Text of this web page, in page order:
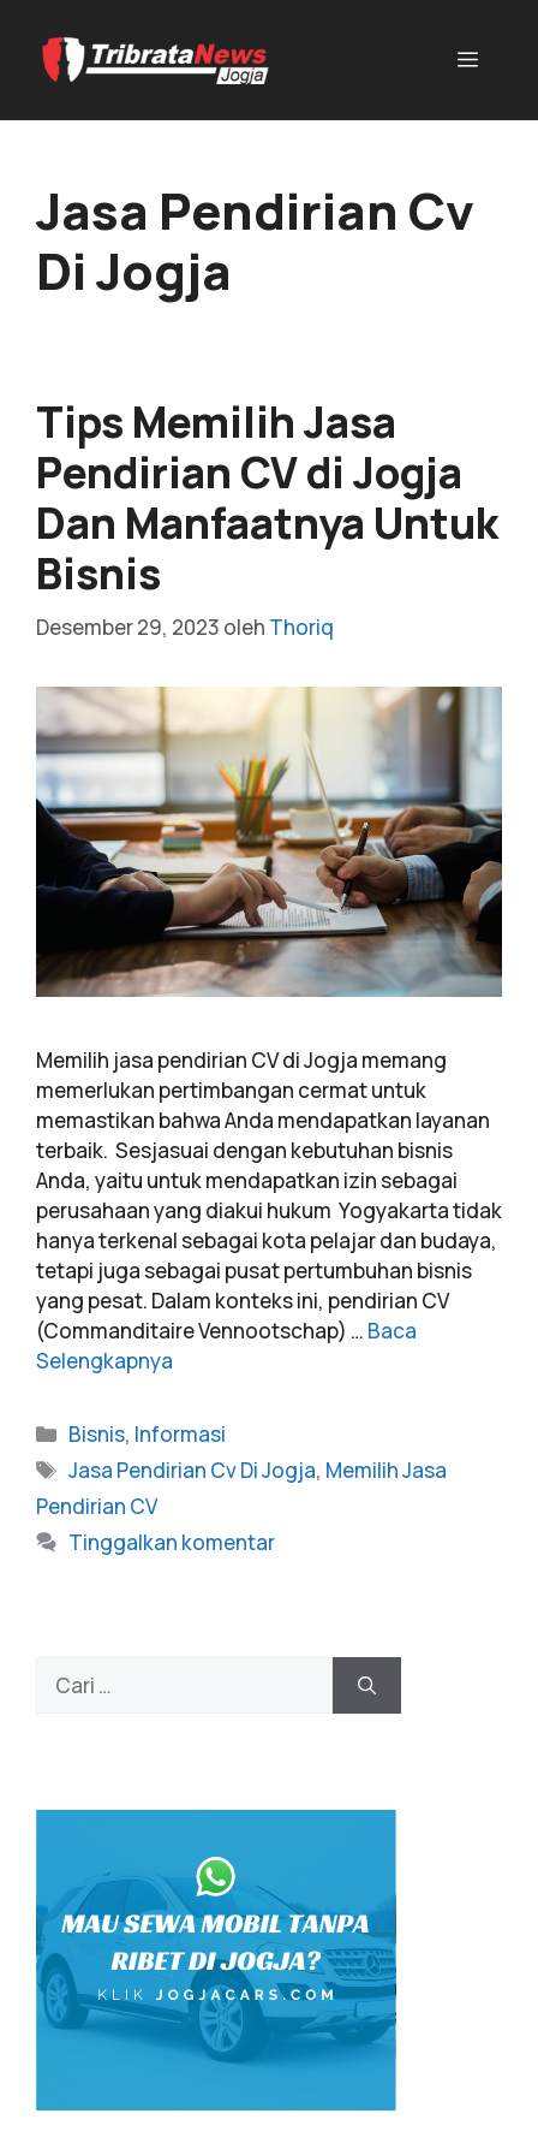
Jasa Pendirian Cv
Di Jogja
Tips Memilih Jasa
Pendirian CV di Jogja
Dan Manfaatnya Untuk
Bisnis
Desember 29, 2023 oleh Thoriq
Memilih jasa pendirian CV di Jogja memang
memerlukan pertimbangan cermat untuk
memastikan bahwa Anda mendapatkan layanan
terbaik. Sesjasuai dengan kebutuhan bisnis
Anda, yaitu untuk mendapatkan izin sebagai
perusahaan yang diakui hukum Yogyakarta tidak
hanya terkenal sebagai kota pelajar dan budaya,
tetapi juga sebagai pusat pertumbuhan bisnis
yang pesat. Dalam konteks ini, pendirian CV
(Commanditaire Vennootschap) … Baca
Selengkapnya
Bisnis, Informasi
Jasa Pendirian Cv Di Jogja, Memilih Jasa
Pendirian CV
Tinggalkan komentar